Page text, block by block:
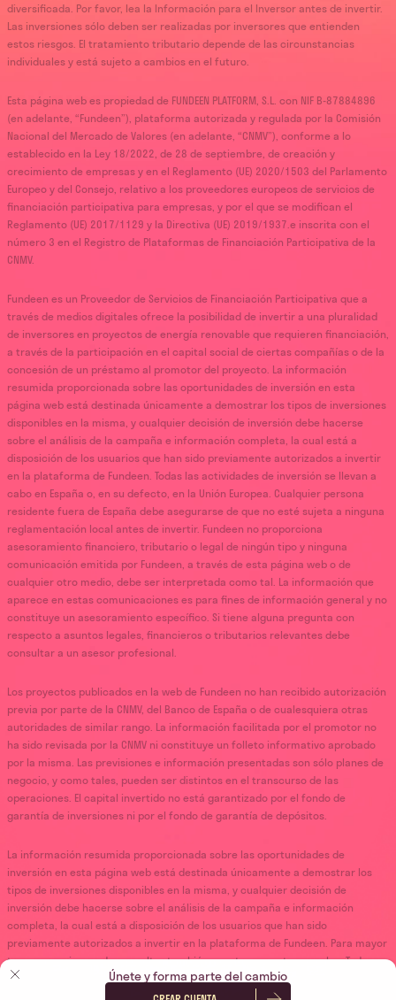
Únete y forma parte del cambio
diversificada. Por favor, lea la Información para el Inversor antes de invertir.
Las inversiones sólo deben ser realizadas por inversores que entienden
estos riesgos. El tratamiento tributario depende de las circunstancias
individuales y está sujeto a cambios en el futuro.
Esta página web es propiedad de FUNDEEN PLATFORM, S.L. con NIF B-87884896
(en adelante, “Fundeen”), plataforma autorizada y regulada por la Comisión
Nacional del Mercado de Valores (en adelante, “CNMV”), conforme a lo
establecido en la Ley 18/2022, de 28 de septiembre, de creación y
crecimiento de empresas y en el Reglamento (UE) 2020/1503 del Parlamento
Europeo y del Consejo, relativo a los proveedores europeos de servicios de
financiación participativa para empresas, y por el que se modifican el
Reglamento (UE) 2017/1129 y la Directiva (UE) 2019/1937.e inscrita con el
número 3 en el Registro de Plataformas de Financiación Participativa de la
CNMV.
Fundeen es un Proveedor de Servicios de Financiación Participativa que a
través de medios digitales ofrece la posibilidad de invertir a una pluralidad
de inversores en proyectos de energía renovable que requieren financiación,
a través de la participación en el capital social de ciertas compañías o de la
concesión de un préstamo al promotor del proyecto. La información
resumida proporcionada sobre las oportunidades de inversión en esta
página web está destinada únicamente a demostrar los tipos de inversiones
disponibles en la misma, y cualquier decisión de inversión debe hacerse
sobre el análisis de la campaña e información completa, la cual está a
disposición de los usuarios que han sido previamente autorizados a invertir
en la plataforma de Fundeen. Todas las actividades de inversión se llevan a
cabo en España o, en su defecto, en la Unión Europea. Cualquier persona
residente fuera de España debe asegurarse de que no esté sujeta a ninguna
reglamentación local antes de invertir. Fundeen no proporciona
asesoramiento financiero, tributario o legal de ningún tipo y ninguna
comunicación emitida por Fundeen, a través de esta página web o de
cualquier otro medio, debe ser interpretada como tal. La información que
aparece en estas comunicaciones es para fines de información general y no
constituye un asesoramiento específico. Si tiene alguna pregunta con
respecto a asuntos legales, financieros o tributarios relevantes debe
consultar a un asesor profesional.
Los proyectos publicados en la web de Fundeen no han recibido autorización
previa por parte de la CNMV, del Banco de España o de cualesquiera otras
autoridades de similar rango. La información facilitada por el promotor no
ha sido revisada por la CNMV ni constituye un folleto informativo aprobado
por la misma. Las previsiones e información presentadas son sólo planes de
negocio, y como tales, pueden ser distintos en el transcurso de las
operaciones. El capital invertido no está garantizado por el fondo de
garantía de inversiones ni por el fondo de garantía de depósitos.
La información resumida proporcionada sobre las oportunidades de
inversión en esta página web está destinada únicamente a demostrar los
tipos de inversiones disponibles en la misma, y cualquier decisión de
inversión debe hacerse sobre el análisis de la campaña e información
completa, la cual está a disposición de los usuarios que han sido
previamente autorizados a invertir en la plataforma de Fundeen. Para mayor
transparencia, puede consultar también nuestrascuentas anuales.Todas
las actividades de inversión se llevan a cabo en España o, en su defecto, en